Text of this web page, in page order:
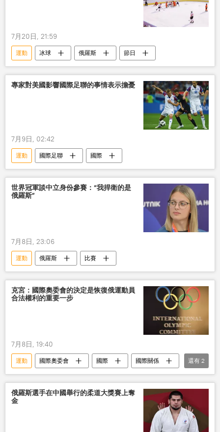
7月20日, 21:59
運動 冰球 俄羅斯 節日
專家對美國影響國際足聯的事情表示擔憂
7月9日, 02:42
運動 國際足聯 國際
世界冠軍談中立身份參賽：“我捍衛的是
俄羅斯”
7月8日, 23:06
運動 俄羅斯 比賽
克宮：國際奧委會的決定是恢復俄運動員
合法權利的重要一步
7月8日, 19:40
運動 國際奧委會 國際
國際關係
俄羅斯
運動員
還有 2
俄羅斯選手在中國舉行的柔道大獎賽上奪
金